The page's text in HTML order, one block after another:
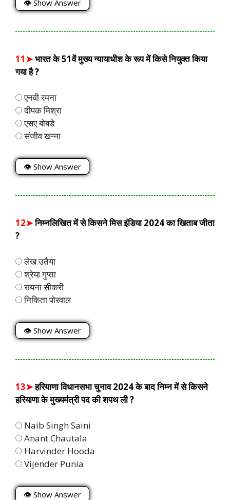
👁 Show Answer
11➤भारत के 51वें मुख्य न्यायाधीश के रूप में किसे नियुक्त किया
गया है ?
एनवी रमना
दीपक मिश्रा
एसए बोबडे
संजीव खन्ना
👁 Show Answer
12➤निम्नलिखित में से किसने मिस इंडिया 2024 का खिताब जीता
?
लेख उतैया
श्रेया गुप्ता
रायना सीकरी
निकिता पोरवाल
👁 Show Answer
13➤हरियाणा विधानसभा चुनाव 2024 के बाद निम्न में से किसने
हरियाणा के मुख्यमंत्री पद की शपथ ली ?
Naib Singh Saini
Anant Chautala
Harvinder Hooda
Vijender Punia
👁 Show Answer